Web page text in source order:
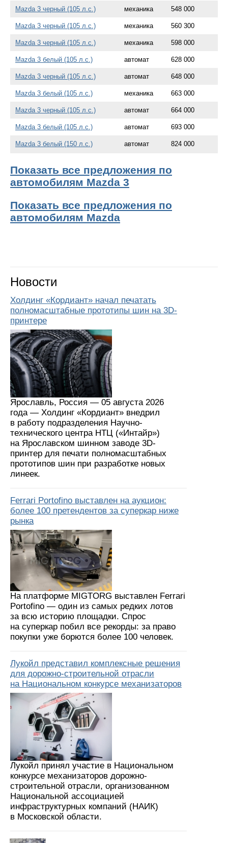
Mazda 3 черный (105 л.с.) механика 548 000
Mazda 3 черный (105 л.с.) механика 560 300
Mazda 3 черный (105 л.с.) механика 598 000
Mazda 3 белый (105 л.с.) автомат 628 000
Mazda 3 черный (105 л.с.) автомат 648 000
Mazda 3 белый (105 л.с.) механика 663 000
Mazda 3 черный (105 л.с.) автомат 664 000
Mazda 3 белый (105 л.с.) автомат 693 000
Mazda 3 белый (150 л.с.) автомат 824 000
Показать все предложения по
автомобилям Mazda 3
Показать все предложения по
автомобилям Mazda
Новости
Холдинг «Кордиант» начал печатать
полномасштабные прототипы шин на 3D-
принтере
Ярославль, Россия — 05 августа 2026
года — Холдинг «Кордиант» внедрил
в работу подразделения Научно-
технического центра НТЦ («Интайр»)
на Ярославском шинном заводе 3D-
принтер для печати полномасштабных
прототипов шин при разработке новых
линеек.
Ferrari Portofino выставлен на аукцион:
более 100 претендентов за суперкар ниже
рынка
На платформе MIGTORG выставлен Ferrari
Portofino — один из самых редких лотов
за всю историю площадки. Спрос
на суперкар побил все рекорды: за право
покупки уже борются более 100 человек.
Лукойл представил комплексные решения
для дорожно-строительной отрасли
на Национальном конкурсе механизаторов
Лукойл принял участие в Национальном
конкурсе механизаторов дорожно-
строительной отрасли, организованном
Национальной ассоциацией
инфраструктурных компаний (НАИК)
в Московской области.